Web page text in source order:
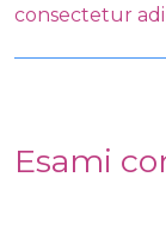
consectetur
Esami